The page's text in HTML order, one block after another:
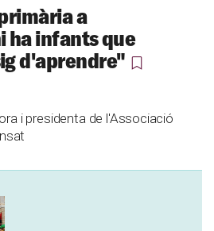
a
ha infants que
d'aprendre"
i presidenta de l'Associació